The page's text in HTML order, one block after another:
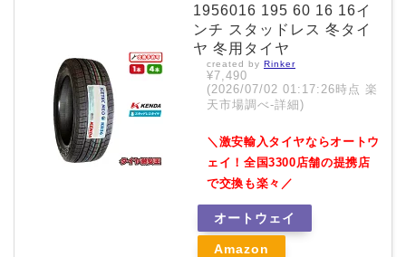
1956016 195 60 16 16イ
ンチ スタッドレス 冬タイ
ヤ 冬用タイヤ
created by Rinker
¥7,490
(2026/07/02 01:17:26時点 楽
天市場調べ-詳細)
＼激安輸入タイヤならオートウ
ェイ！全国3300店舗の提携店
で交換も楽々／
オートウェイ
Amazon